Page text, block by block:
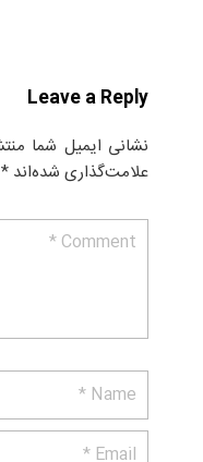
Leave a Reply
نشانی ایمیل شما
علامت‌گذاری شده‌اند *